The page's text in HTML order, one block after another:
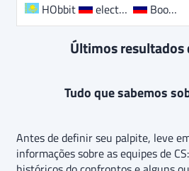
HObbit electroNic Boombl4
Últimos resultados
Tudo que sabemos
Antes de definir seu palpite, leve
informações sobre as equipes de